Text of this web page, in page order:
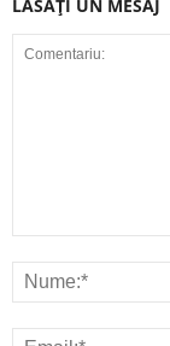
LĂSAȚI UN MESAJ